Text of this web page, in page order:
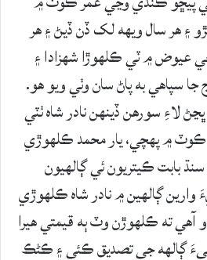
هر سال ويهه لک ڏن ڏيڻ ۽ هر
عيوض ۾ ٽي ڪلهوڙا شهزادا ۽
جا سپاهي به پاڻ سان وٺي ويو هو.
لاءِ سورهن ڏينهن نادر شاه ٺٽي
ڪوٽ ۾ پهچي، يار محمد ڪلهوڙي
بابت ڪيتريون ئي ڳالهيون
وارين ڳالهين ۾ نادر شاه ڪلهوڙي
ته ڪلهوڙن وٽ ٻه قيمتي هيرا
ڳالهه جي تصديق ڪئي ۽ ڪڻڪ